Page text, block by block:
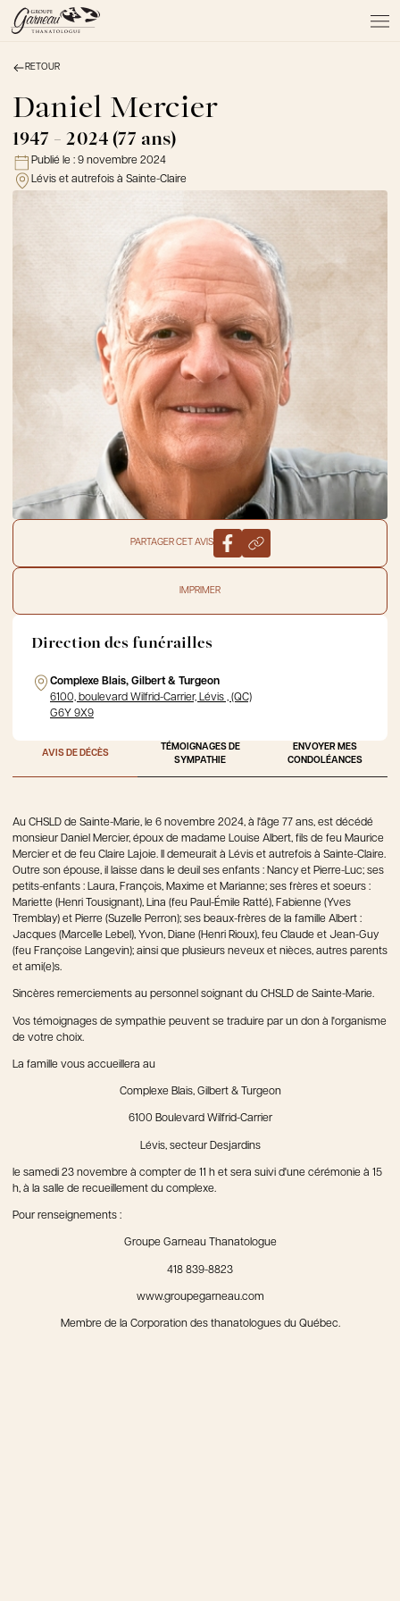
À PROPOS
NOS SERVICES
NOS PRODUITS
NOTRE ÉQUIPE
NOS SALONS
AVIS DE DÉCÈS
RETOUR
Daniel Mercier
1947 - 2024 (77 ans)
Publié le : 9 novembre 2024
Lévis et autrefois à Sainte-Claire
PARTAGER CET AVIS
IMPRIMER
Direction des funérailles
Complexe Blais, Gilbert & Turgeon
6100, boulevard Wilfrid-Carrier, Lévis , (QC)
G6Y 9X9
AVIS DE DÉCÈS
TÉMOIGNAGES DE
SYMPATHIE
ENVOYER MES
CONDOLÉANCES
Au CHSLD de Sainte-Marie, le 6 novembre 2024, à l'âge 77 ans, est décédé
monsieur Daniel Mercier, époux de madame Louise Albert, fils de feu Maurice
Mercier et de feu Claire Lajoie. Il demeurait à Lévis et autrefois à Sainte-Claire.
Outre son épouse, il laisse dans le deuil ses enfants : Nancy et Pierre-Luc; ses
petits-enfants : Laura, François, Maxime et Marianne; ses frères et soeurs :
Mariette (Henri Tousignant), Lina (feu Paul-Émile Ratté), Fabienne (Yves
Tremblay) et Pierre (Suzelle Perron); ses beaux-frères de la famille Albert :
Jacques (Marcelle Lebel), Yvon, Diane (Henri Rioux), feu Claude et Jean-Guy
(feu Françoise Langevin); ainsi que plusieurs neveux et nièces, autres parents
et ami(e)s.
Sincères remerciements au personnel soignant du CHSLD de Sainte-Marie.
Vos témoignages de sympathie peuvent se traduire par un don à l'organisme
de votre choix.
La famille vous accueillera au
Complexe Blais, Gilbert & Turgeon
6100 Boulevard Wilfrid-Carrier
Lévis, secteur Desjardins
le samedi 23 novembre à compter de 11 h et sera suivi d'une cérémonie à 15
h, à la salle de recueillement du complexe.
Pour renseignements :
Groupe Garneau Thanatologue
418 839-8823
www.groupegarneau.com
Membre de la Corporation des thanatologues du Québec.